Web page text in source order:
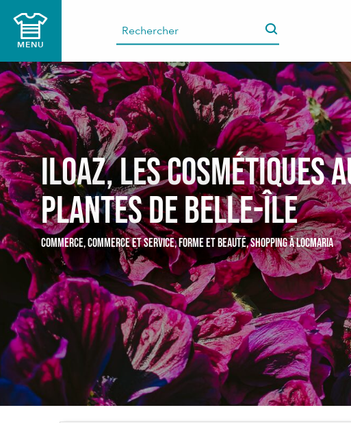
contenu
MENU
Iloaz, les cosmétiques
plantes de Belle-île
COMMERCE,COMMERCE ET SERVICE,FORME ET BEAUTÉ,SHOPPINGÀ LOCMARIA